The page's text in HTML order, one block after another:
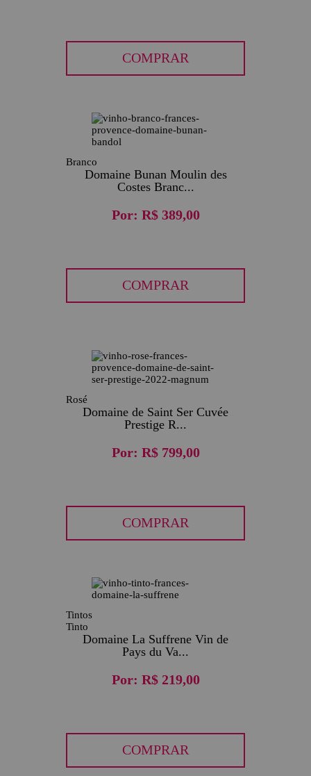
COMPRAR
Branco
Domaine Bunan Moulin des
Costes Branc...
Por: R$ 389,00
COMPRAR
Rosé
Domaine de Saint Ser Cuvée
Prestige R...
Por: R$ 799,00
COMPRAR
Tintos
Tinto
Domaine La Suffrene Vin de
Pays du Va...
Por: R$ 219,00
COMPRAR